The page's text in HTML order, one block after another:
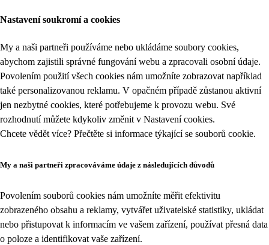
Nastavení soukromí a cookies
My a naši partneři používáme nebo ukládáme soubory cookies,
abychom zajistili správné fungování webu a zpracovali osobní údaje.
Povolením použití všech cookies nám umožníte zobrazovat například
také personalizovanou reklamu. V opačném případě zůstanou aktivní
jen nezbytné cookies, které potřebujeme k provozu webu. Své
rozhodnutí můžete kdykoliv změnit v Nastavení cookies.
Chcete vědět více? Přečtěte si informace týkající se souborů cookie.
My a naši partneři zpracováváme údaje z následujících důvodů
Povolením souborů cookies nám umožníte měřit efektivitu
zobrazeného obsahu a reklamy, vytvářet uživatelské statistiky, ukládat
nebo přistupovat k informacím ve vašem zařízení, používat přesná data
o poloze a identifikovat vaše zařízení.